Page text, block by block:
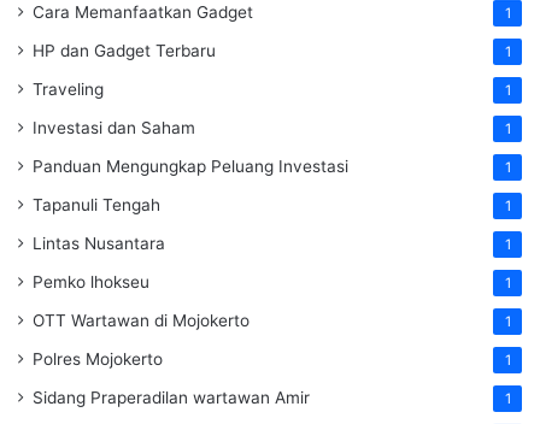
Cara Memanfaatkan Gadget 1
HP dan Gadget Terbaru 1
Traveling 1
Investasi dan Saham 1
Panduan Mengungkap Peluang Investasi 1
Tapanuli Tengah 1
Lintas Nusantara 1
Pemko lhokseu 1
OTT Wartawan di Mojokerto 1
Polres Mojokerto 1
Sidang Praperadilan wartawan Amir 1